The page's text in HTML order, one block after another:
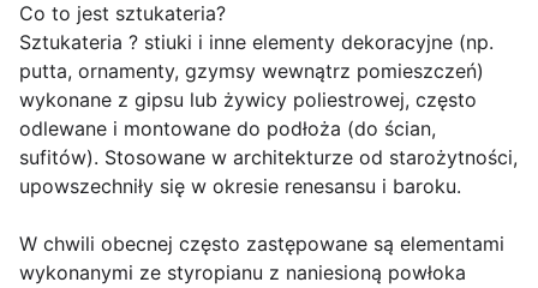
Co to jest sztukateria?
Sztukateria ? stiuki i inne elementy dekoracyjne (np.
putta, ornamenty, gzymsy wewnątrz pomieszczeń)
wykonane z gipsu lub żywicy poliestrowej, często
odlewane i montowane do podłoża (do ścian,
sufitów). Stosowane w architekturze od starożytności,
upowszechniły się w okresie renesansu i baroku.
W chwili obecnej często zastępowane są elementami
wykonanymi ze styropianu z naniesioną powłoka